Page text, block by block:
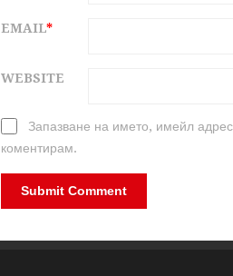
EMAIL*
WEBSITE
Запазване на името, имейл
коментирам.